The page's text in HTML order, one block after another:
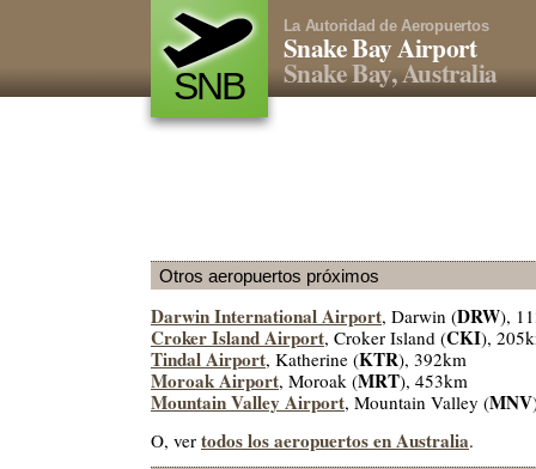
SNB
La Autoridad de Aeropuertos
Snake Bay Airport
Snake Bay, Australia
Otros aeropuertos próximos
Darwin International Airport, Darwin (DRW),
Croker Island Airport, Croker Island (CKI),
Tindal Airport, Katherine (KTR), 392km
Moroak Airport, Moroak (MRT), 453km
Mountain Valley Airport, Mountain Valley (MNV
O, ver todos los aeropuertos en Australia.